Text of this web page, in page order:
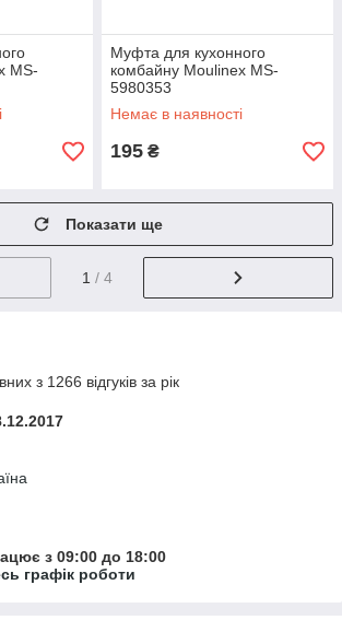
MS-
Муфта для кухонного
комбайну Moulinex MS-
5980353
Немає в наявності
195 ₴
Показати ще
1 / 4
з 1266 відгуків за рік
з 09:00 до 18:00
графік роботи